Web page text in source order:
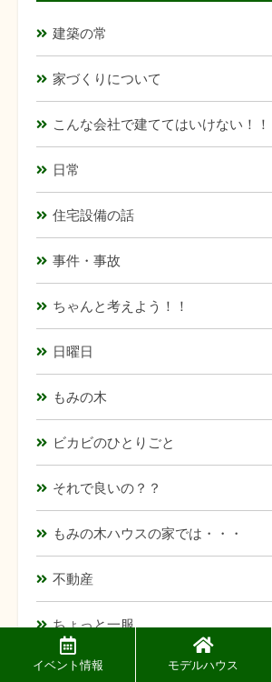
建築の常
家づくりについて
こんな会社で建ててはいけない！！
日常
住宅設備の話
事件・事故
ちゃんと考えよう！！
日曜日
もみの木
ビカビのひとりごと
それで良いの？？
もみの木ハウスの家では・・・
不動産
ちょっと一服
営業マンの不思議
イベント情報 モデルハウス